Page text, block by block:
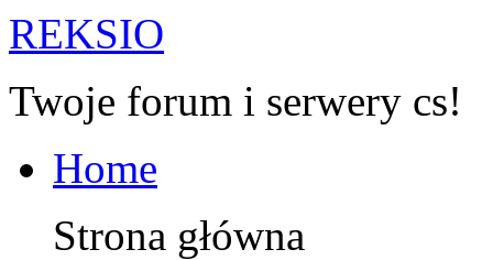
REKSIO
Twoje forum i serwery cs!
Home
Strona główna